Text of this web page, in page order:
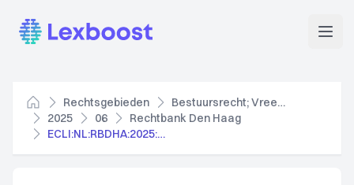
Lexboost
Home
Rechtsgebieden
Bestuursrecht; Vreemdelingenrecht
2025
06
Rechtbank Den Haag
ECLI:NL:RBDHA:2025:11115